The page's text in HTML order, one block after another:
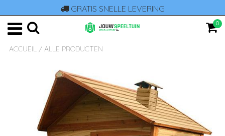
GRATIS SNELLE LEVERING
0
ACCUEIL / ALLE PRODUCTEN